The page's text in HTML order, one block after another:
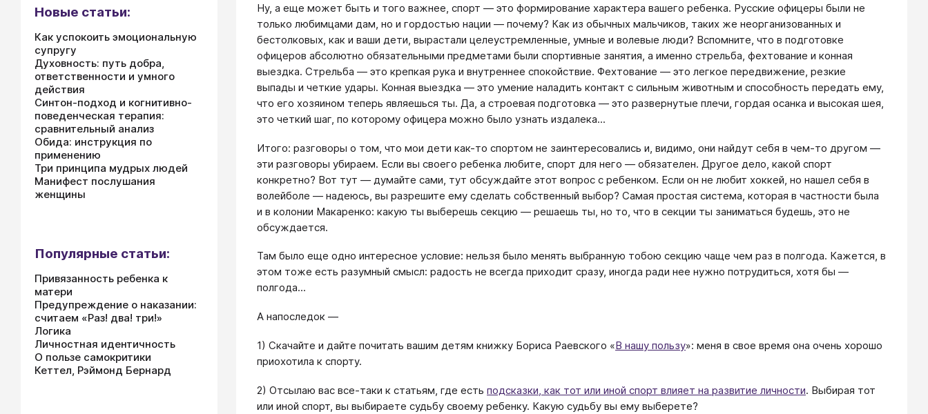
Ну, а еще может быть и того важнее, спорт — это формирование характера вашего ребенка. Русские офицеры были не
только любимцами дам, но и гордостью нации — почему? Как из обычных мальчиков, таких же неорганизованных и
бестолковых, как и ваши дети, вырастали целеустремленные, умные и волевые люди? Вспомните, что в подготовке
офицеров абсолютно обязательными предметами были спортивные занятия, а именно стрельба, фехтование и конная
выездка. Стрельба — это крепкая рука и внутреннее спокойствие. Фехтование — это легкое передвижение, резкие
выпады и четкие удары. Конная выездка — это умение наладить контакт с сильным животным и способность передать ему,
что его хозяином теперь являешься ты. Да, а строевая подготовка — это развернутые плечи, гордая осанка и высокая шея,
это четкий шаг, по которому офицера можно было узнать издалека...
Итого: разговоры о том, что мои дети как-то спортом не заинтересовались и, видимо, они найдут себя в чем-то другом —
эти разговоры убираем. Если вы своего ребенка любите, спорт для него — обязателен. Другое дело, какой спорт
конкретно? Вот тут — думайте сами, тут обсуждайте этот вопрос с ребенком. Если он не любит хоккей, но нашел себя в
волейболе — надеюсь, вы разрешите ему сделать собственный выбор? Самая простая система, которая в частности была
и в колонии Макаренко: какую ты выберешь секцию — решаешь ты, но то, что в секции ты заниматься будешь, это не
обсуждается.
Там было еще одно интересное условие: нельзя было менять выбранную тобою секцию чаще чем раз в полгода. Кажется, в
этом тоже есть разумный смысл: радость не всегда приходит сразу, иногда ради нее нужно потрудиться, хотя бы —
полгода...
А напоследок —
1) Скачайте и дайте почитать вашим детям книжку Бориса Раевского «В нашу пользу»: меня в свое время она очень хорошо
приохотила к спорту.
2) Отсылаю вас все-таки к статьям, где есть подсказки, как тот или иной спорт влияет на развитие личности. Выбирая тот
или иной спорт, вы выбираете судьбу своему ребенку. Какую судьбу вы ему выберете?
Новые статьи:
Как успокоить эмоциональную
супругу
Духовность: путь добра,
ответственности и умного
действия
Синтон-подход и когнитивно-
поведенческая терапия:
сравнительный анализ
Обида: инструкция по
применению
Три принципа мудрых людей
Манифест послушания
женщины
Популярные статьи:
Привязанность ребенка к
матери
Предупреждение о наказании:
считаем «Раз! два! три!»
Логика
Личностная идентичность
О пользе самокритики
Кеттел, Рэймонд Бернард